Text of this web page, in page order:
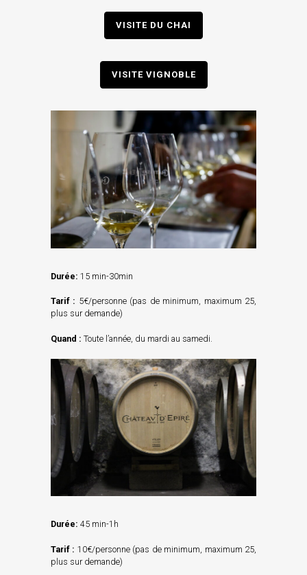
VISITE DU CHAI
VISITE VIGNOBLE
Durée: 15 min-30min
Tarif : 5€/personne (pas de minimum, maximum 25,
plus sur demande)
Quand : Toute l’année, du mardi au samedi.
Durée: 45 min-1h
Tarif : 10€/personne (pas de minimum, maximum 25,
plus sur demande)